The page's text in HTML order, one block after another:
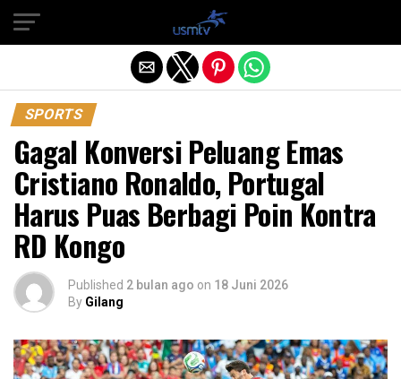
SPORTS
Gagal Konversi Peluang Emas
Cristiano Ronaldo, Portugal
Harus Puas Berbagi Poin Kontra
RD Kongo
Published 2 bulan ago on 18 Juni 2026
By Gilang
Exit mobile version